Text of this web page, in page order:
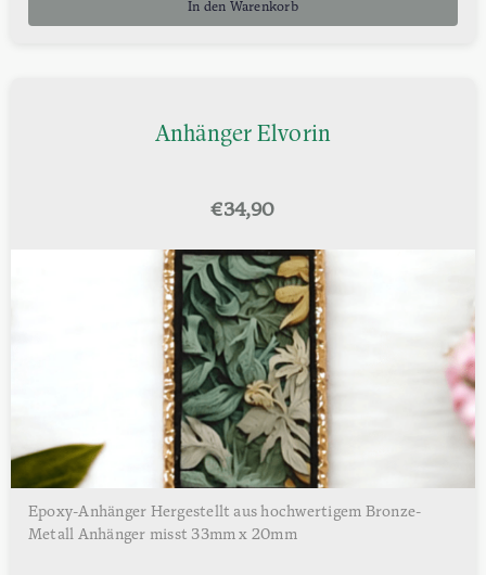
In den Warenkorb
Anhänger Elvorin
€34,90
Epoxy-Anhänger Hergestellt aus hochwertigem Bronze-
Metall Anhänger misst 33mm x 20mm